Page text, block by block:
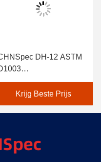
DH-12 ASTM
voor kunststoffolie
Krijg Beste Prijs